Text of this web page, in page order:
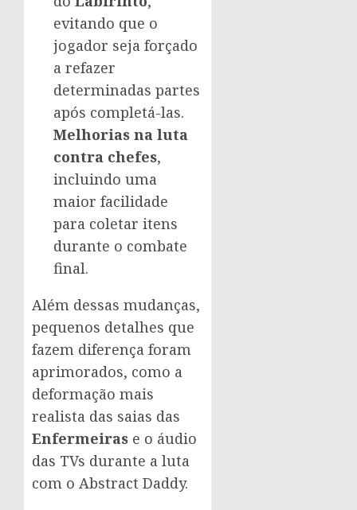
evitando que o
jogador seja forçado
a refazer
determinadas partes
após completá-las.
Melhorias na luta
contra chefes,
incluindo uma
maior facilidade
para coletar itens
durante o combate
final.
Além dessas mudanças,
pequenos detalhes que
fazem diferença foram
aprimorados, como a
deformação mais
realista das saias das
Enfermeiras e o áudio
das TVs durante a luta
com o Abstract Daddy.